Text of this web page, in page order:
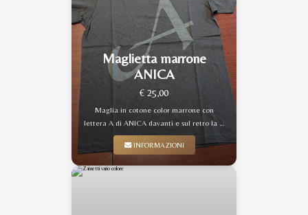
Maglietta marrone
ANICA
€ 25,00
Maglia in cotone color marrone con
lettera A di ANICA davanti e sul retro la …
INFORMAZIONI